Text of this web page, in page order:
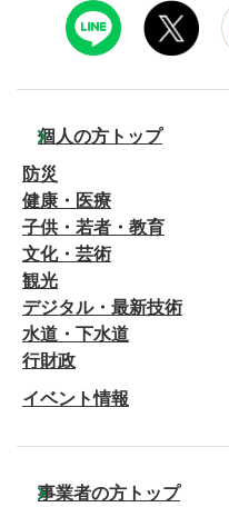
個人の方トップ
防災
健康・医療
子供・若者・教育
文化・芸術
観光
デジタル・最新技術
水道・下水道
行財政
イベント情報
事業者の方トップ